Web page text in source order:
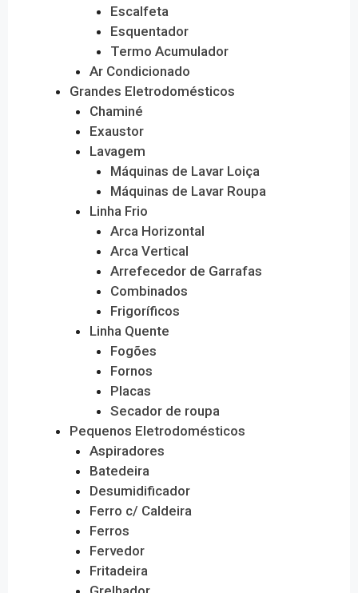
Escalfeta
Esquentador
Termo Acumulador
Ar Condicionado
Grandes Eletrodomésticos
Chaminé
Exaustor
Lavagem
Máquinas de Lavar Loiça
Máquinas de Lavar Roupa
Linha Frio
Arca Horizontal
Arca Vertical
Arrefecedor de Garrafas
Combinados
Frigoríficos
Linha Quente
Fogões
Fornos
Placas
Secador de roupa
Pequenos Eletrodomésticos
Aspiradores
Batedeira
Desumidificador
Ferro c/ Caldeira
Ferros
Fervedor
Fritadeira